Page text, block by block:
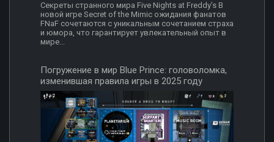
Секреты странного мира Five Nights at Freddy’s В
новой игре Secret of the Mimic ожидания фанатов
FNaF сочетаются с уникальным сочетанием страха
и юмора, что гарантирует увлекательный опыт в
мире...
Погружение в мир Blue Prince: головоломка,
изменившая правила игры в 2025 году